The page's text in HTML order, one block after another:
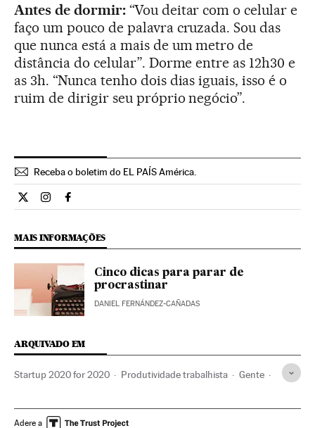
Antes de dormir:“Vou deitar com o celular e
faço um pouco de palavra cruzada. Sou das
que nunca está a mais de um metro de
distância do celular”. Dorme entre as 12h30 e
as 3h. “Nunca tenho dois dias iguais, isso é o
ruim de dirigir seu próprio negócio”.
Receba o boletim do EL PAÍS América.
Economia El País Brasil en Twitter
Economia El País Brasil en Instagram
Economia El País Brasil en Facebook
MAIS INFORMAÇÕES
Cinco dicas para parar de
procrastinar
DANIEL FERNÁNDEZ-CAÑADAS
ARQUIVADO EM
Startup 2020 for 2020 Produtividade trabalhista Gente
Aplicações informáticas Empreendedorismo
Adere a